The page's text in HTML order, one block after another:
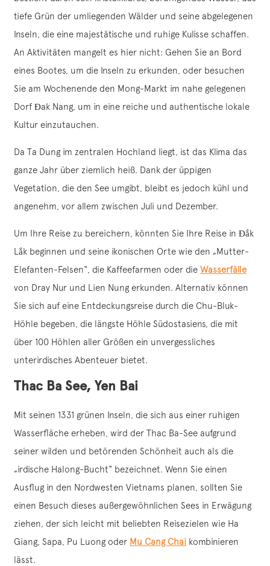
tiefe Grün der umliegenden Wälder und seine abgelegenen
Inseln, die eine majestätische und ruhige Kulisse schaffen.
An Aktivitäten mangelt es hier nicht: Gehen Sie an Bord
eines Bootes, um die Inseln zu erkunden, oder besuchen
Sie am Wochenende den Mong-Markt im nahe gelegenen
Dorf Đak Nang, um in eine reiche und authentische lokale
Kultur einzutauchen.
Da Ta Dung im zentralen Hochland liegt, ist das Klima das
ganze Jahr über ziemlich heiß. Dank der üppigen
Vegetation, die den See umgibt, bleibt es jedoch kühl und
angenehm, vor allem zwischen Juli und Dezember.
Um Ihre Reise zu bereichern, könnten Sie Ihre Reise in Đắk
Lắk beginnen und seine ikonischen Orte wie den „Mutter-
Elefanten-Felsen“, die Kaffeefarmen oder die Wasserfälle
von Dray Nur und Lien Nung erkunden. Alternativ können
Sie sich auf eine Entdeckungsreise durch die Chu-Bluk-
Höhle begeben, die längste Höhle Südostasiens, die mit
über 100 Höhlen aller Größen ein unvergessliches
unterirdisches Abenteuer bietet.
Thac Ba See, Yen Bai
Mit seinen 1331 grünen Inseln, die sich aus einer ruhigen
Wasserfläche erheben, wird der Thac Ba-See aufgrund
seiner wilden und betörenden Schönheit auch als die
„irdische Halong-Bucht“ bezeichnet. Wenn Sie einen
Ausflug in den Nordwesten Vietnams planen, sollten Sie
einen Besuch dieses außergewöhnlichen Sees in Erwägung
ziehen, der sich leicht mit beliebten Reisezielen wie Ha
Giang, Sapa, Pu Luong oder Mu Cang Chai kombinieren
lässt.